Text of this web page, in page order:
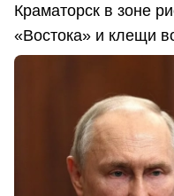
Краматорск в зоне
«Востока» и клещи